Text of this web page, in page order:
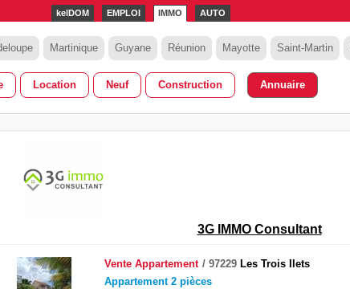
kelDOM EMPLOI IMMO AUTO
Martinique Guyane Réunion Mayotte Saint-Martin
Location Neuf Construction Annuaire
3G IMMO Consultant
Vente Appartement 97229 Les Trois Ilets
Appartement 2 pièces